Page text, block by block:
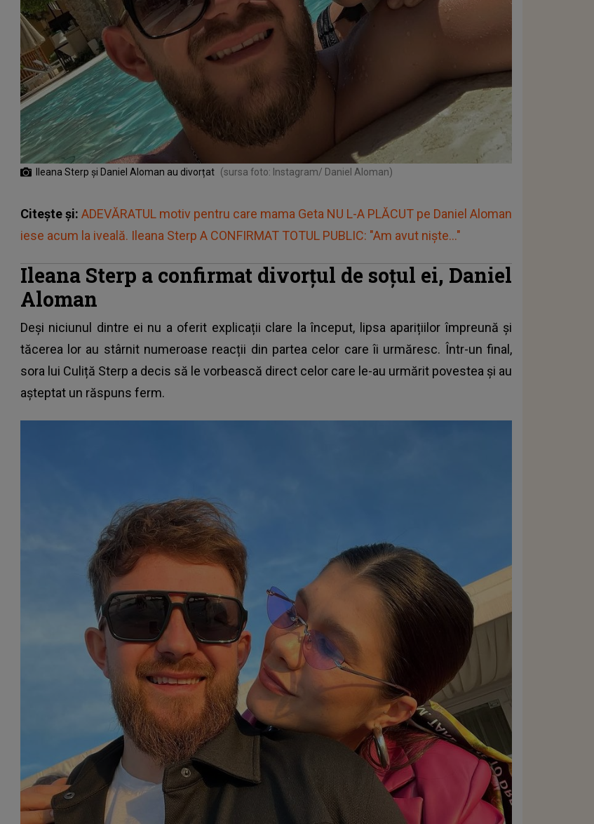
Ileana Sterp și Daniel Aloman au divorțat (sursa foto: Instagram/ Daniel Aloman)
Citește și: ADEVĂRATUL motiv pentru care mama Geta NU L-A PLĂCUT pe Daniel Aloman
iese acum la iveală. Ileana Sterp A CONFIRMAT TOTUL PUBLIC: "Am avut niște..."
Ileana Sterp a confirmat divorțul de soțul ei, Daniel
Aloman
Deși niciunul dintre ei nu a oferit explicații clare la început, lipsa aparițiilor împreună și
tăcerea lor au stârnit numeroase reacții din partea celor care îi urmăresc. Într-un final,
sora lui Culiță Sterp a decis să le vorbească direct celor care le-au urmărit povestea și au
așteptat un răspuns ferm.